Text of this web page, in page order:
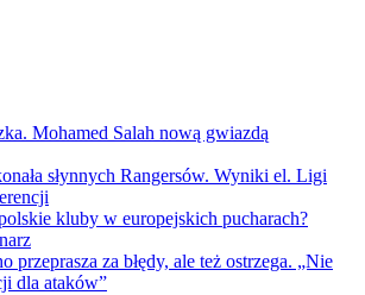
Mohamed Salah nową gwiazdą
słynnych Rangersów. Wyniki el. Ligi
kluby w europejskich pucharach?
przeprasza za błędy, ale też ostrzega. „Nie
dla ataków”